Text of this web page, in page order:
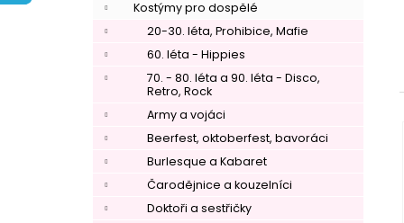
Kostýmy pro dospělé
20-30. léta, Prohibice, Mafie
60. léta - Hippies
70. - 80. léta a 90. léta - Disco,
Retro, Rock
Army a vojáci
Beerfest, oktoberfest, bavoráci
Burlesque a Kabaret
Čarodějnice a kouzelníci
Doktoři a sestřičky